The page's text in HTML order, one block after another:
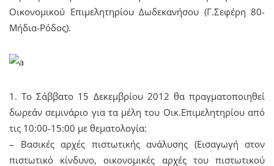
Οικονομικού Επιμελητηρίου Δωδεκανήσου (Γ.Σεφέρη 80-
Μήδια-Ρόδος).
1. Το Σάββατο 15 Δεκεμβρίου 2012 θα πραγματοποιηθεί
δωρεάν σεμινάριο για τα μέλη του Οικ.Επιμελητηρίου από
τις 10:00-15:00 με θεματολογία:
– Βασικές αρχές πιστωτικής ανάλυσης (Εισαγωγή στον
πιστωτικό κίνδυνο, οικονομικές αρχές του πιστωτικού